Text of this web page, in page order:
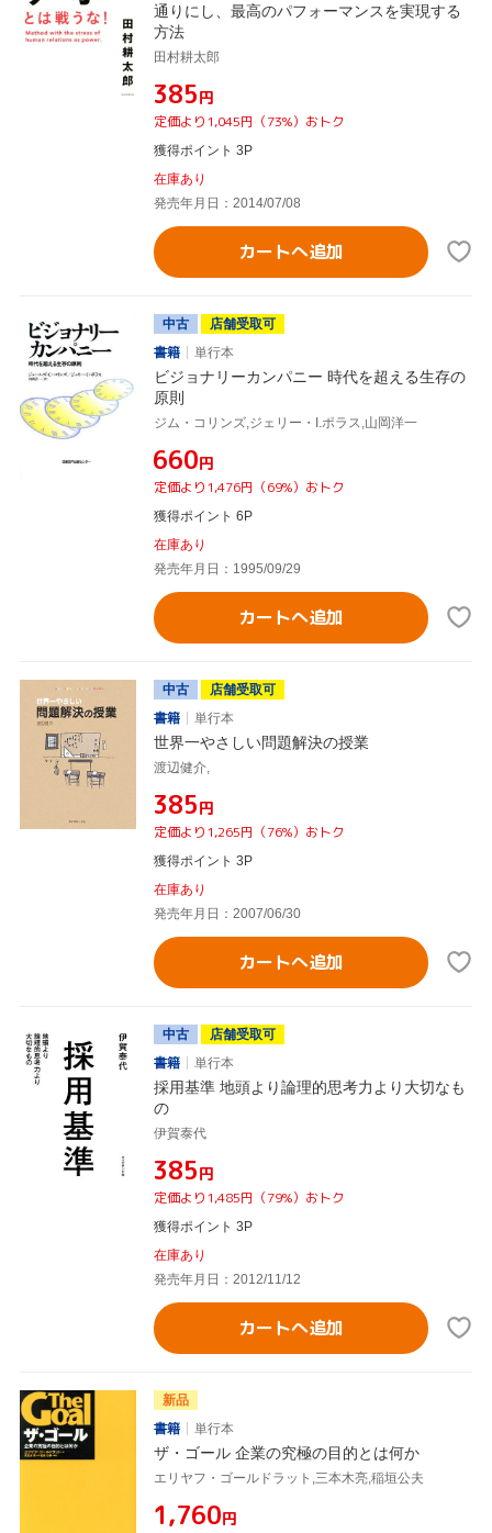
通りにし、最高のパフォーマンスを実現する
方法
田村耕太郎
¥385円
定価より1,045円（73%）おトク
獲得ポイント 3P
在庫あり
発売年月日：2014/07/08
カートへ追加
中古
店舗受取可
書籍
単行本
ビジョナリーカンパニー 時代を超える生存の
原則
ジム・コリンズ,ジェリー・I.ポラス,山岡洋一
¥660円
定価より1,476円（69%）おトク
獲得ポイント 6P
在庫あり
発売年月日：1995/09/29
カートへ追加
中古
店舗受取可
書籍
単行本
世界一やさしい問題解決の授業
渡辺健介,
¥385円
定価より1,265円（76%）おトク
獲得ポイント 3P
在庫あり
発売年月日：2007/06/30
カートへ追加
中古
店舗受取可
書籍
単行本
採用基準 地頭より論理的思考力より大切なも
の
伊賀泰代
¥385円
定価より1,485円（79%）おトク
獲得ポイント 3P
在庫あり
発売年月日：2012/11/12
カートへ追加
新品
書籍
単行本
ザ・ゴール 企業の究極の目的とは何か
エリヤフ・ゴールドラット,三本木亮,稲垣公夫
¥1,760円